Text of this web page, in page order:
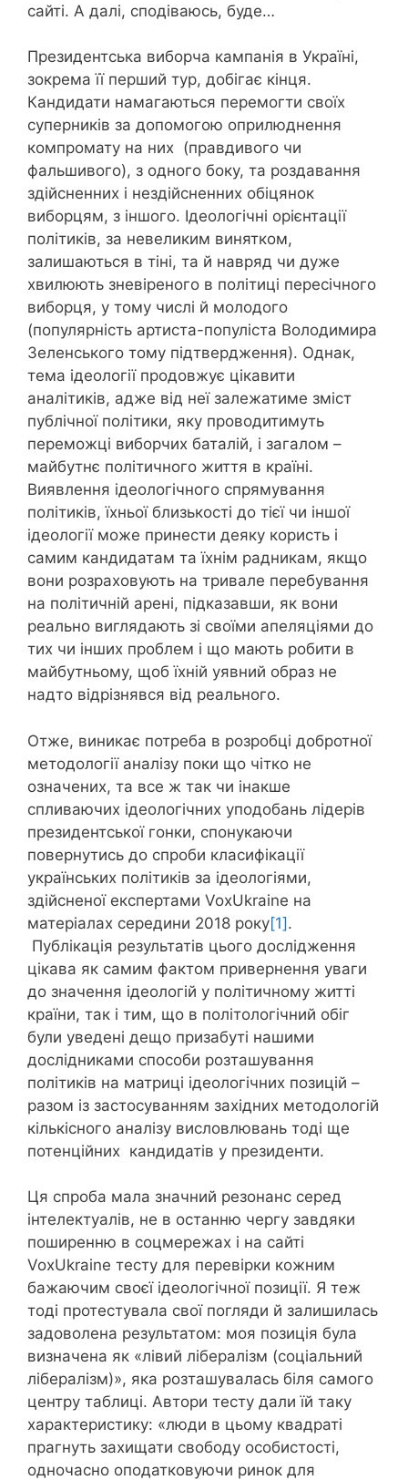
сайті. А далі, сподіваюсь, буде…
Президентська виборча кампанія в Україні,
зокрема її перший тур, добігає кінця.
Кандидати намагаються перемогти своїх
суперників за допомогою оприлюднення
компромату на них (правдивого чи
фальшивого), з одного боку, та роздавання
здійсненних і нездійсненних обіцянок
виборцям, з іншого. Ідеологічні орієнтації
політиків, за невеликим винятком,
залишаються в тіні, та й навряд чи дуже
хвилюють зневіреного в політиці пересічного
виборця, у тому числі й молодого
(популярність артиста-популіста Володимира
Зеленського тому підтвердження). Однак,
тема ідеології продовжує цікавити
аналітиків, адже від неї залежатиме зміст
публічної політики, яку проводитимуть
переможці виборчих баталій, і загалом –
майбутнє політичного життя в країні.
Виявлення ідеологічного спрямування
політиків, їхньої близькості до тієї чи іншої
ідеології може принести деяку користь і
самим кандидатам та їхнім радникам, якщо
вони розраховують на тривале перебування
на політичній арені, підказавши, як вони
реально виглядають зі своїми апеляціями до
тих чи інших проблем і що мають робити в
майбутньому, щоб їхній уявний образ не
надто відрізнявся від реального.
Отже, виникає потреба в розробці добротної
методології аналізу поки що чітко не
означених, та все ж так чи інакше
спливаючих ідеологічних уподобань лідерів
президентської гонки, спонукаючи
повернутись до спроби класифікації
українських політиків за ідеологіями,
здійсненої експертами VoxUkraine на
матеріалах середини 2018 року[1].
Публікація результатів цього дослідження
цікава як самим фактом привернення уваги
до значення ідеологій у політичному житті
країни, так і тим, що в політологічний обіг
були уведені дещо призабуті нашими
дослідниками способи розташування
політиків на матриці ідеологічних позицій –
разом із застосуванням західних методологій
кількісного аналізу висловлювань тоді ще
потенційних кандидатів у президенти.
Ця спроба мала значний резонанс серед
інтелектуалів, не в останню чергу завдяки
поширенню в соцмережах і на сайті
VoxUkraine тесту для перевірки кожним
бажаючим своєї ідеологічної позиції. Я теж
тоді протестувала свої погляди й залишилась
задоволена результатом: моя позиція була
визначена як «лівий лібералізм (соціальний
лібералізм)», яка розташувалась біля самого
центру таблиці. Автори тесту дали їй таку
характеристику: «люди в цьому квадраті
прагнуть захищати свободу особистості,
одночасно оподатковуючи ринок для